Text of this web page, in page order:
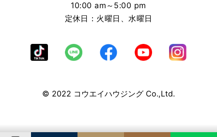
10:00 am～5:00 pm
定休日：火曜日、水曜日
© 2022 コウエイハウジング Co.,Ltd.